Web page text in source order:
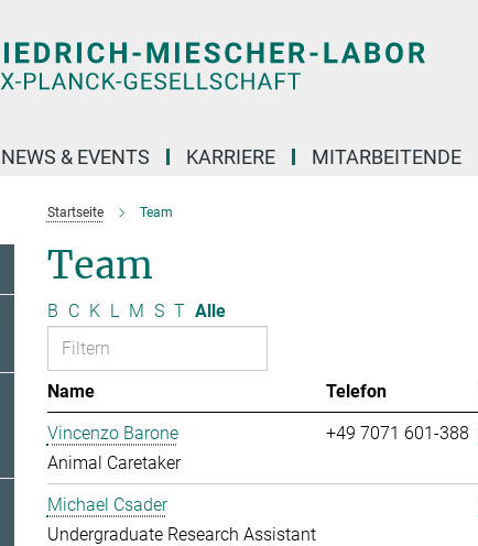
NEWS & EVENTS KARRIERE MITARBEITENDE
Startseite Team
Team
B C K L M S T Alle
Name Telefon
Vincenzo Barone
Animal Caretaker
+49 7071 601-388
Michael Csader
Undergraduate Research Assistant